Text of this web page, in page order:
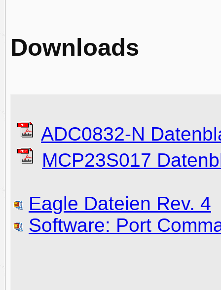
Downloads
ADC0832-N
MCP23S017
Eagle Dateien Rev. 4
Software: Port